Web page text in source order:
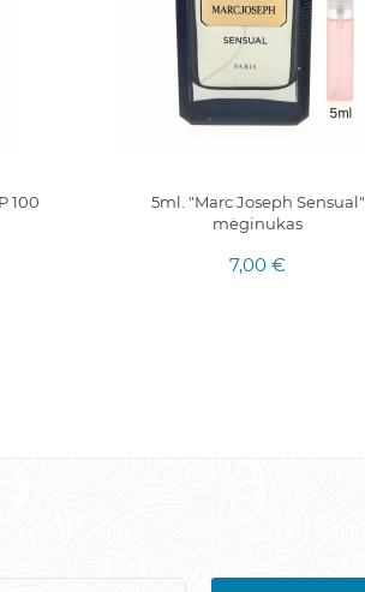
100
5ml. "Marc Joseph Sensual"
mėginukas
7,00 €